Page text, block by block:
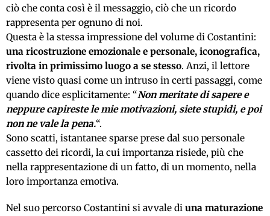
ciò che conta così è il messaggio, ciò che un ricordo
rappresenta per ognuno di noi.
Questa è la stessa impressione del volume di Costantini:
una ricostruzione emozionale e personale, iconografica,
rivolta in primissimo luogo a se stesso. Anzi, il lettore
viene visto quasi come un intruso in certi passaggi, come
quando dice esplicitamente: “Non meritate di sapere e
neppure capireste le mie motivazioni, siete stupidi, e poi
non ne vale la pena.“.
Sono scatti, istantanee sparse prese dal suo personale
cassetto dei ricordi, la cui importanza risiede, più che
nella rappresentazione di un fatto, di un momento, nella
loro importanza emotiva.
Nel suo percorso Costantini si avvale di una maturazione